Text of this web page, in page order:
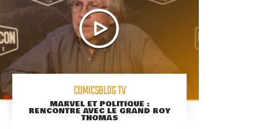
COMICSBLOG TV
MARVEL ET POLITIQUE :
RENCONTRE AVEC LE GRAND ROY
THOMAS